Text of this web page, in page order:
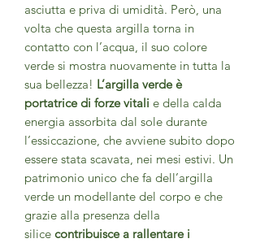
asciutta e priva di umidità. Però, una
volta che questa argilla torna in
contatto con l’acqua, il suo colore
verde si mostra nuovamente in tutta la
sua bellezza! L’argilla verde è
portatrice di forze vitali e della calda
energia assorbita dal sole durante
l’essiccazione, che avviene subito dopo
essere stata scavata, nei mesi estivi. Un
patrimonio unico che fa dell’argilla
verde un modellante del corpo e che
grazie alla presenza della
silice contribuisce a rallentare i